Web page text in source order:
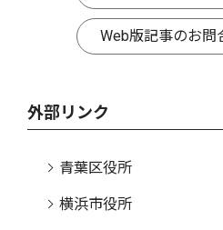
Web版記事のお問
外部リンク
青葉区役所
横浜市役所